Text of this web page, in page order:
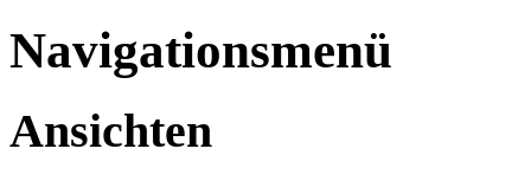
Navigationsmenü
Ansichten